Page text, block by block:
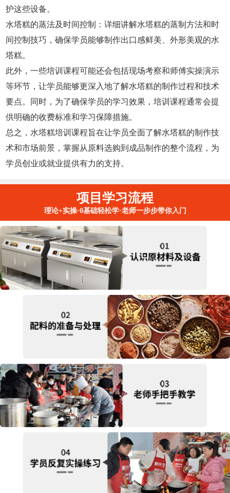
护这些设备。
水塔糕的蒸法及时间控制：详细讲解水塔糕的蒸制方法和时
间控制技巧，确保学员能够制作出口感鲜美、外形美观的水
塔糕。
此外，一些培训课程可能还会包括现场考察和师傅实操演示
等环节，让学员能够更深入地了解水塔糕的制作过程和技术
要点。同时，为了确保学员的学习效果，培训课程通常会提
供明确的收费标准和学习保障措施。
总之，水塔糕培训课程旨在让学员全面了解水塔糕的制作技
术和市场前景，掌握从原料选购到成品制作的整个流程，为
学员创业或就业提供有力的支持。
项目学习流程
理论+实操·0基础轻松学·老师一步步带你入门